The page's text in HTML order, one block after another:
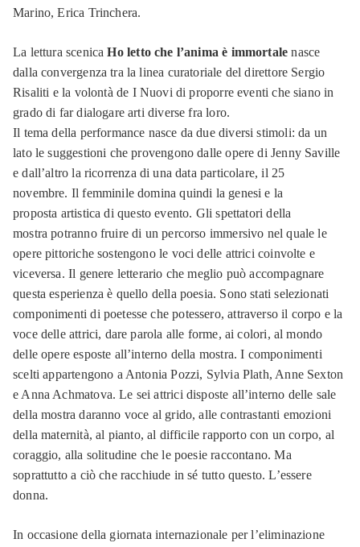
Marino, Erica Trinchera.
La lettura scenicaHo letto che l’anima è immortale nasce
dalla convergenza tra la linea curatoriale del direttore Sergio
Risaliti e la volontà de I Nuovi di proporre eventi che siano in
grado di far dialogare arti diverse fra loro.
Il tema della performance nasce da due diversi stimoli: da un
lato le suggestioni che provengono dalle opere di Jenny Saville
e dall’altro la ricorrenza di una data particolare, il 25
novembre. Il femminile domina quindi la genesi e la
proposta artistica di questo evento. Gli spettatori della
mostra potranno fruire di un percorso immersivo nel quale le
opere pittoriche sostengono le voci delle attrici coinvolte e
viceversa. Il genere letterario che meglio può accompagnare
questa esperienza è quello della poesia. Sono stati selezionati
componimenti di poetesse che potessero, attraverso il corpo e la
voce delle attrici, dare parola alle forme, ai colori, al mondo
delle opere esposte all’interno della mostra. I componimenti
scelti appartengono a Antonia Pozzi, Sylvia Plath, Anne Sexton
e Anna Achmatova. Le sei attrici disposte all’interno delle sale
della mostra daranno voce al grido, alle contrastanti emozioni
della maternità, al pianto, al difficile rapporto con un corpo, al
coraggio, alla solitudine che le poesie raccontano. Ma
soprattutto a ciò che racchiude in sé tutto questo. L’essere
donna.
In occasione della giornata internazionale per l’eliminazione